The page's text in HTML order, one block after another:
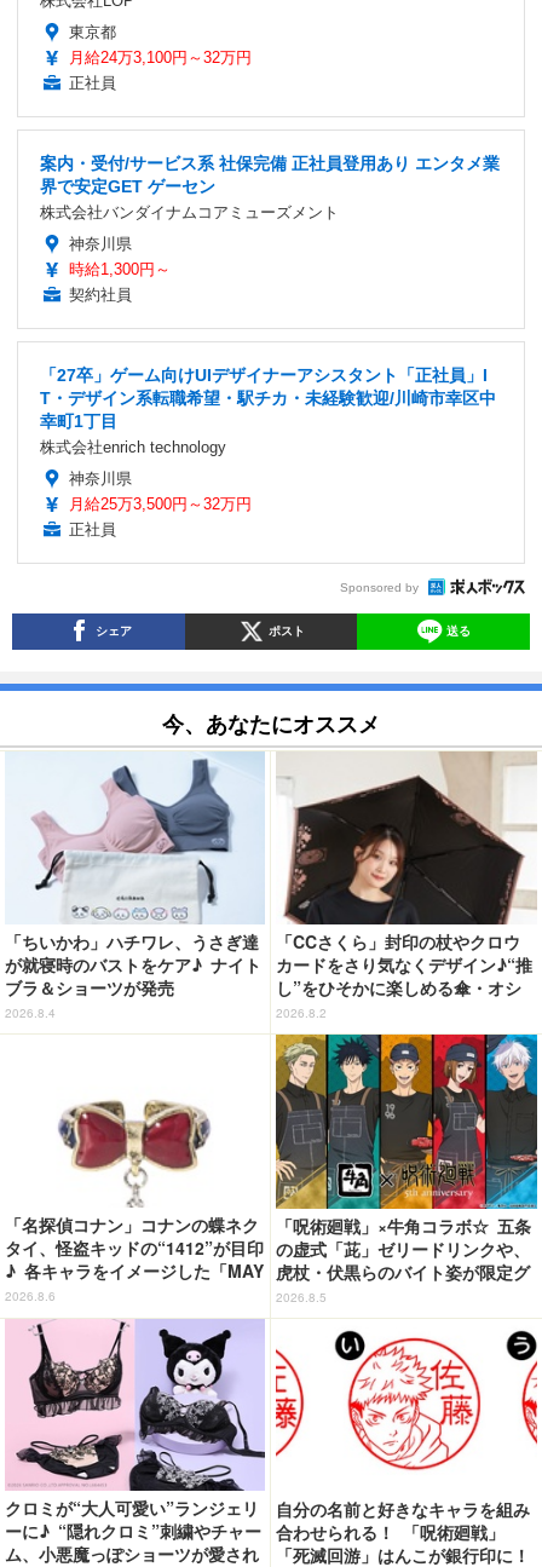
東京都
月給24万3,100円～32万円
正社員
案内・受付/サービス系 社保完備 正社員登用あり エンタメ業
界で安定GET ゲーセン
株式会社バンダイナムコアミューズメント
神奈川県
時給1,300円～
契約社員
「27卒」ゲーム向けUIデザイナーアシスタント「正社員」I
T・デザイン系転職希望・駅チカ・未経験歓迎/川崎市幸区中
幸町1丁目
株式会社enrich technology
神奈川県
月給25万3,500円～32万円
正社員
Sponsored by
シェア ポスト 送る
今、あなたにオススメ
「ちいかわ」ハチワレ、うさぎ達
が就寝時のバストをケア♪ ナイト
ブラ＆ショーツが発売
2026.8.4
「CCさくら」封印の杖やクロウ
カードをさり気なくデザイン♪“推
し”をひそかに楽しめる傘・オシ
ブレラが登場
2026.8.2
「名探偵コナン」コナンの蝶ネク
タイ、怪盗キッドの“1412”が目印
♪ 各キャラをイメージした「MAY
LA」リングセットがセール中
2026.8.6
「呪術廻戦」×牛角コラボ☆ 五条
の虚式「茈」ゼリードリンクや、
虎杖・伏黒らのバイト姿が限定グ
ッズに【8月26日～】
2026.8.5
クロミが“大人可愛い”ランジェリ
ーに♪ “隠れクロミ”刺繍やチャー
ム、小悪魔っぽショーツが愛され
自分の名前と好きなキャラを組み
合わせられる！ 「呪術廻戦」
「死滅回游」はんこが銀行印に！